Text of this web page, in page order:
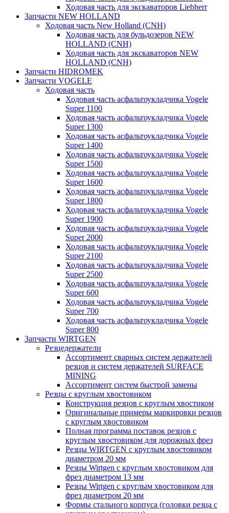
Ходовая часть для экскаваторов Liebherr
Запчасти NEW HOLLAND
Ходовая часть New Holland (CNH)
Ходовая часть для бульдозеров NEW
HOLLAND (CNH)
Ходовая часть для экскаваторов NEW
HOLLAND (CNH)
Запчасти HIDROMEK
Запчасти VOGELE
Ходовая часть
Ходовая часть асфальтоукладчика Vogele
Super 1100
Ходовая часть асфальтоукладчика Vogele
Super 1300
Ходовая часть асфальтоукладчика Vogele
Super 1400
Ходовая часть асфальтоукладчика Vogele
Super 1500
Ходовая часть асфальтоукладчика Vogele
Super 1600
Ходовая часть асфальтоукладчика Vogele
Super 1800
Ходовая часть асфальтоукладчика Vogele
Super 1900
Ходовая часть асфальтоукладчика Vogele
Super 2000
Ходовая часть асфальтоукладчика Vogele
Super 2100
Ходовая часть асфальтоукладчика Vogele
Super 2500
Ходовая часть асфальтоукладчика Vogele
Super 600
Ходовая часть асфальтоукладчика Vogele
Super 700
Ходовая часть асфальтоукладчика Vogele
Super 800
Запчасти WIRTGEN
Резцедержатели
Ассортимент сварных систем держателей
резцов и систем держателей SURFACE
MINING
Ассортимент систем быстрой замены
Резцы с круглым хвостовиком
Конструкция резцов с круглым хвостиком
Оригинальные примеры маркировки резцов
с круглым хвостовиком
Полная программа поставок резцов с
круглым хвостовиком для дорожных фрез
Резцы WIRTGEN с круглым хвостовиком
диаметром 20 мм
Резцы Wirtgen с круглым хвостовиком для
фрез диаметром 13 мм
Резцы Wirtgen с круглым хвостовиком для
фрез диаметром 20 мм
Формы стального корпуса (головки резца с